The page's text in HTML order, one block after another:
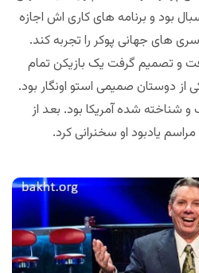
بود و برنامه های کاری اش اجازه
های جهانی پوکر را تجربه کند.
به نوادا رفت و تصمیم گرفت یک بازیکن تمام
دوستان صمیمی استو اونگار بود.
و شناخته شده آمریکا بود. بعد از
یادبود او سخنرانی کرد.